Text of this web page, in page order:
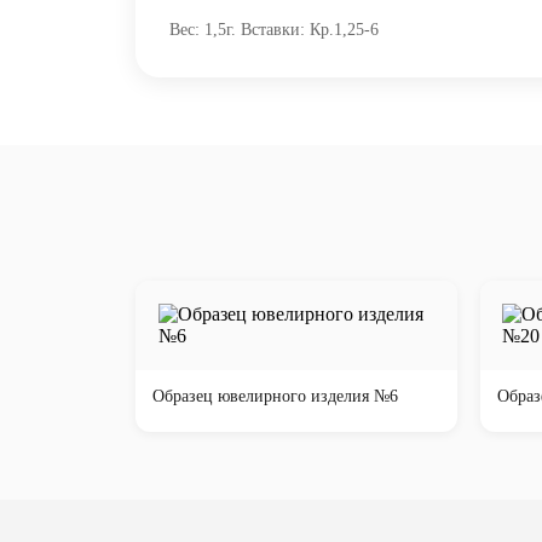
Вес: 1,5г. Вставки: Кр.1,25-6
Образец ювелирного изделия №6